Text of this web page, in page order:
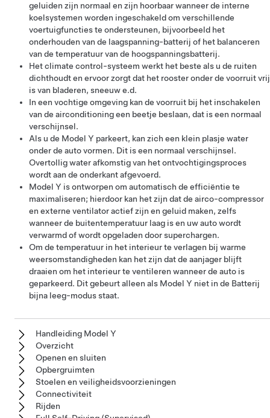
geluiden zijn normaal en zijn hoorbaar wanneer de interne
koelsystemen worden ingeschakeld om verschillende
voertuigfuncties te ondersteunen, bijvoorbeeld het
onderhouden van de laagspanning-batterij of het balanceren
van de temperatuur van de hoogspanningsbatterij.
Het climate control-systeem werkt het beste als u de ruiten
dichthoudt en ervoor zorgt dat het rooster onder de voorruit vrij
is van bladeren, sneeuw e.d.
In een vochtige omgeving kan de voorruit bij het inschakelen
van de airconditioning een beetje beslaan, dat is een normaal
verschijnsel.
Als u de Model Y parkeert, kan zich een klein plasje water
onder de auto vormen. Dit is een normaal verschijnsel.
Overtollig water afkomstig van het ontvochtigingsproces
wordt aan de onderkant afgevoerd.
Model Y is ontworpen om automatisch de efficiëntie te
maximaliseren; hierdoor kan het zijn dat de airco-compressor
en externe ventilator actief zijn en geluid maken, zelfs
wanneer de buitentemperatuur laag is en uw auto wordt
verwarmd of wordt opgeladen door superchargen.
Om de temperatuur in het interieur te verlagen bij warme
weersomstandigheden kan het zijn dat de aanjager blijft
draaien om het interieur te ventileren wanneer de auto is
geparkeerd. Dit gebeurt alleen als Model Y niet in de Batterij
bijna leeg-modus staat.
Handleiding Model Y
Overzicht
Openen en sluiten
Opbergruimten
Stoelen en veiligheidsvoorzieningen
Connectiviteit
Rijden